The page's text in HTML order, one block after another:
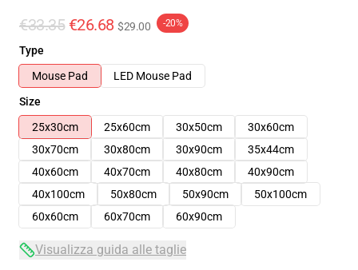
€33.35 €26.68 $29.00 -20%
Type
Mouse Pad
LED Mouse Pad
Size
25x30cm
25x60cm 30x50cm
30x60cm
30x70cm
30x80cm 30x90cm
35x44cm
40x60cm
40x70cm 40x80cm
40x90cm
40x100cm
50x80cm 50x90cm
50x100cm
60x60cm
60x70cm 60x90cm
Visualizza guida alle taglie